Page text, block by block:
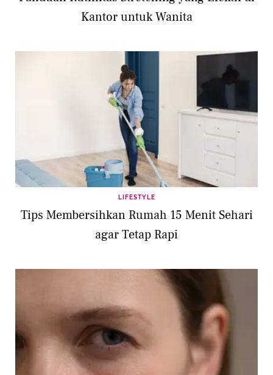
Kantor untuk Wanita
LIFESTYLE
Tips Membersihkan Rumah 15 Menit Sehari
agar Tetap Rapi